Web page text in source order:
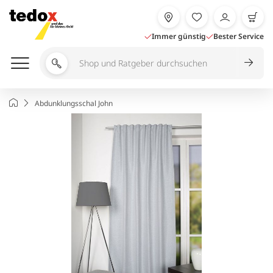
Inhalt
springen
Immer günstig Bester Service
Shop
durchsuchen
StartseiteAbdunklungsschal John